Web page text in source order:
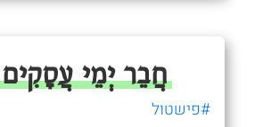
חֲבֵר יְמֵי עֲסָקִים
#פישטול